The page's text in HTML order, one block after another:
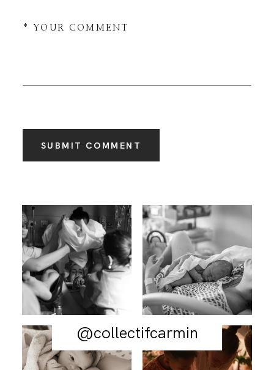
SUBMIT COMMENT
@collectifcarmin